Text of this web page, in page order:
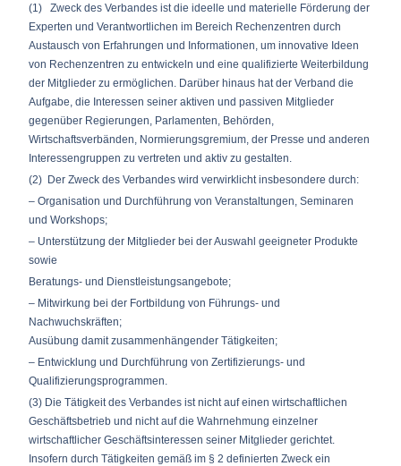
(1) Zweck des Verbandes ist die ideelle und materielle Förderung der
Experten und Verantwortlichen im Bereich Rechenzentren durch
Austausch von Erfahrungen und Informationen, um innovative Ideen
von Rechenzentren zu entwickeln und eine qualifizierte Weiterbildung
der Mitglieder zu ermöglichen. Darüber hinaus hat der Verband die
Aufgabe, die Interessen seiner aktiven und passiven Mitglieder
gegenüber Regierungen, Parlamenten, Behörden,
Wirtschaftsverbänden, Normierungsgremium, der Presse und anderen
Interessengruppen zu vertreten und aktiv zu gestalten.
(2) Der Zweck des Verbandes wird verwirklicht insbesondere durch:
– Organisation und Durchführung von Veranstaltungen, Seminaren
und Workshops;
– Unterstützung der Mitglieder bei der Auswahl geeigneter Produkte
sowie
Beratungs- und Dienstleistungsangebote;
– Mitwirkung bei der Fortbildung von Führungs- und
Nachwuchskräften;
Ausübung damit zusammenhängender Tätigkeiten;
– Entwicklung und Durchführung von Zertifizierungs- und
Qualifizierungsprogrammen.
(3) Die Tätigkeit des Verbandes ist nicht auf einen wirtschaftlichen
Geschäftsbetrieb und nicht auf die Wahrnehmung einzelner
wirtschaftlicher Geschäftsinteressen seiner Mitglieder gerichtet.
Insofern durch Tätigkeiten gemäß im § 2 definierten Zweck ein